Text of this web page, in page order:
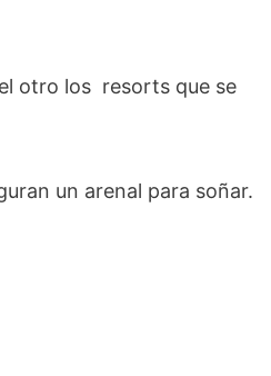
otro los resorts que se
un arenal para soñar.